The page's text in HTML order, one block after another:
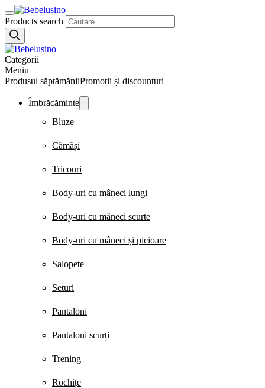
Products search
Categorii
Meniu
Produsul săptămăniiPromoții și discounturi
Îmbrăcăminte
Bluze
Cămăși
Tricouri
Body-uri cu mâneci lungi
Body-uri cu mâneci scurte
Body-uri cu mâneci și picioare
Salopete
Seturi
Pantaloni
Pantaloni scurți
Trening
Rochițe